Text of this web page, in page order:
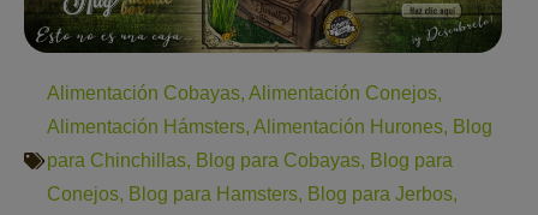
Alimentación Cobayas, Alimentación Conejos,
Alimentación Hámsters, Alimentación Hurones, Blog
para Chinchillas, Blog para Cobayas, Blog para
Conejos, Blog para Hamsters, Blog para Jerbos,